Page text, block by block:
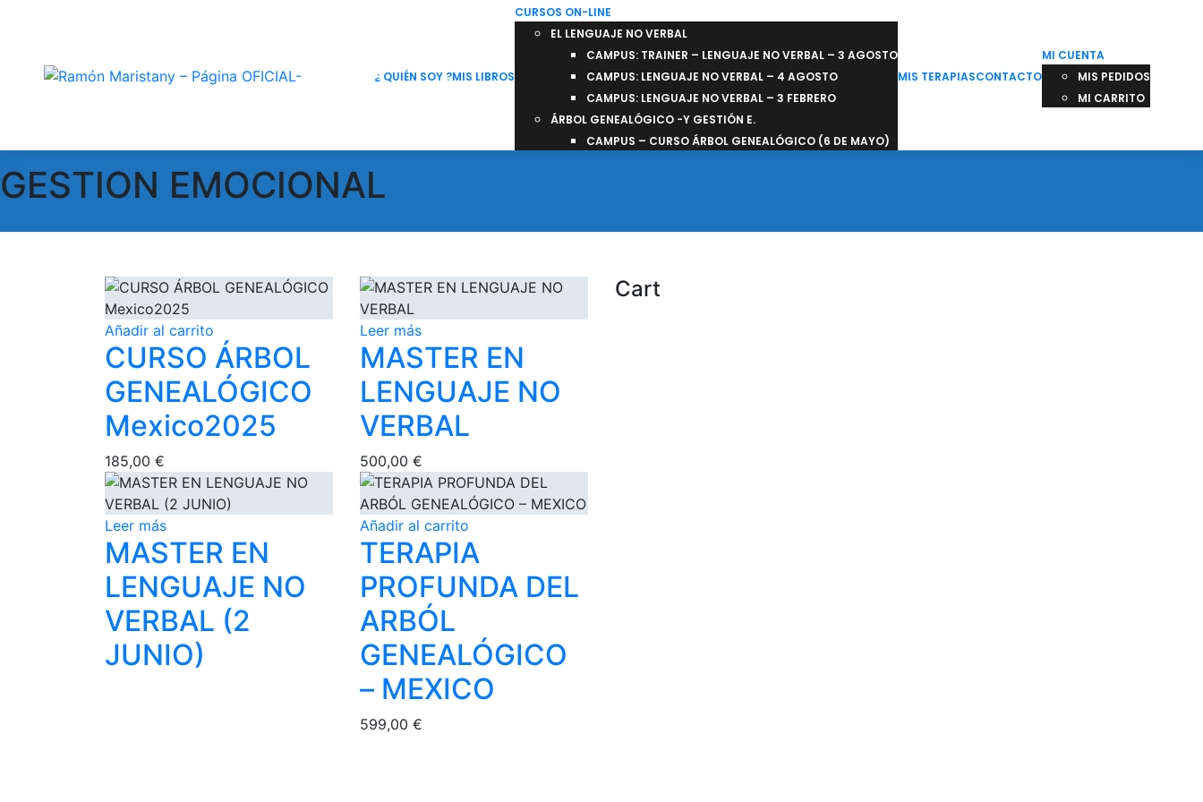
¿ QUIÉN SOY ?MIS LIBROS
CURSOS ON-LINE
EL LENGUAJE NO VERBAL
CAMPUS: TRAINER – LENGUAJE NO VERBAL – 3 AGOSTO
CAMPUS: LENGUAJE NO VERBAL – 4 AGOSTO
CAMPUS: LENGUAJE NO VERBAL – 3 FEBRERO
ÁRBOL GENEALÓGICO -Y GESTIÓN E.
CAMPUS – CURSO ÁRBOL GENEALÓGICO (6 DE MAYO)
MIS TERAPIASCONTACTO
MI CUENTA
MIS PEDIDOS
MI CARRITO
GESTION EMOCIONAL
Añadir al carrito
CURSO ÁRBOL
GENEALÓGICO
Mexico2025
185,00 €
Leer más
MASTER EN
LENGUAJE NO
VERBAL
500,00 €
Leer más
MASTER EN
LENGUAJE NO
VERBAL (2
JUNIO)
Añadir al carrito
TERAPIA
PROFUNDA DEL
ARBÓL
GENEALÓGICO
– MEXICO
599,00 €
Cart